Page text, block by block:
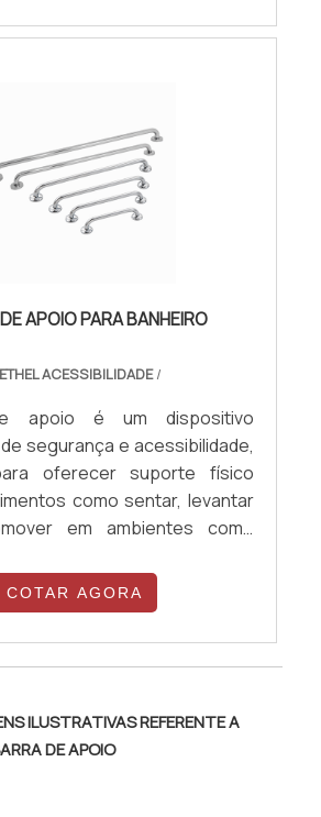
APOIO PARA BANHEIRO
ACESSIBILIDADE/
apoio é um dispositivo
segurança e acessibilidade,
oferecer suporte físico
como sentar, levantar
em ambientes como
idosos, gestantes ou
médica, prevenindo
autonomia e
norma NBR 9050, obrigatória
AISI 304, deve suportar no
kg sem deformações. As
COTAR AGORA
ILUSTRATIVAS REFERENTE A
DE APOIO